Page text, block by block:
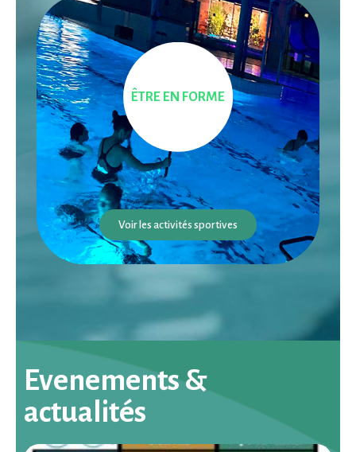
ÊTRE EN FORME
Voir les activités sportives
Evenements &
actualités